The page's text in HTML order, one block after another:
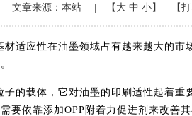
文章来源：本站 | 【大中 小】 【打
适应性在油墨领域占有越来越大的市
的载体，它对油墨的印刷适性起着重
要依靠添加OPP 附着力促进剂来改善